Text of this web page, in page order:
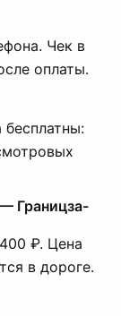
Чек в
оплаты.
Границза-
₽. Цена
в дороге.